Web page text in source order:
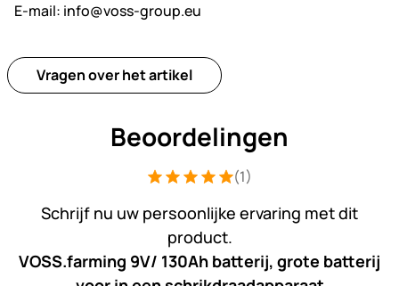
E-mail: info@voss-group.eu
Vragen over het artikel
Beoordelingen
Beoordeling: 5 van 5 (1
1 Bewertung(1)
Schrijf nu uw persoonlijke ervaring met dit
product.
VOSS.farming 9V/ 130Ah batterij, grote batterij